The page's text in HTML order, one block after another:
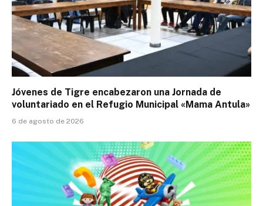
Jóvenes de Tigre encabezaron una Jornada de
voluntariado en el Refugio Municipal «Mama Antula»
6 de agosto de 2026